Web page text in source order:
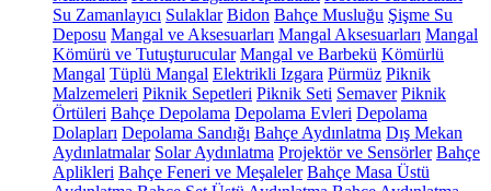
Su Zamanlayıcı Sulaklar Bidon Bahçe Musluğu Şişme Su
Deposu Mangal ve Aksesuarları Mangal Aksesuarları Mangal
Kömürü ve Tutuşturucular Mangal ve Barbekü Kömürlü
Mangal Tüplü Mangal Elektrikli Izgara Pürmüz Piknik
Malzemeleri Piknik Sepetleri Piknik Seti Semaver Piknik
Örtüleri Bahçe Depolama Depolama Evleri Depolama
Dolapları Depolama Sandığı Bahçe Aydınlatma Dış Mekan
Aydınlatmalar Solar Aydınlatma Projektör ve Sensörler Bahçe
Aplikleri Bahçe Feneri ve Meşaleler Bahçe Masa Üstü